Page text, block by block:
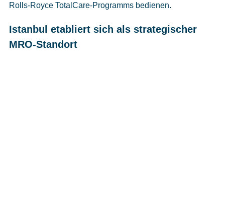
Rolls-Royce TotalCare-Programms bedienen.
Istanbul etabliert sich als strategischer
MRO-Standort